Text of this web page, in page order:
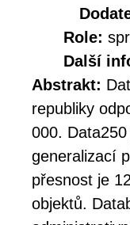
Role:
Další
Abstrakt:
republiky
000.
generalizací
přesnost je
objektů.